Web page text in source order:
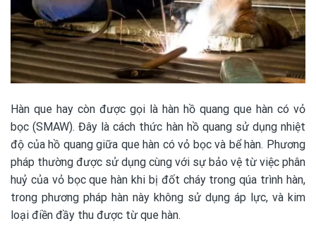
Hàn que hay còn được gọi là hàn hồ quang que hàn có vỏ
bọc (SMAW). Đây là cách thức hàn hồ quang sử dụng nhiệt
độ của hồ quang giữa que hàn có vỏ bọc và bể hàn. Phương
pháp thường được sử dụng cùng với sự bảo vệ từ việc phân
huỷ của vỏ bọc que hàn khi bị đốt cháy trong qúa trình hàn,
trong phương pháp hàn này không sử dụng áp lực, và kim
loại điền đầy thu được từ que hàn.